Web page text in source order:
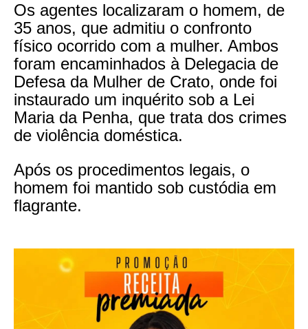
Os agentes localizaram o homem, de
35 anos, que admitiu o confronto
físico ocorrido com a mulher. Ambos
foram encaminhados à Delegacia de
Defesa da Mulher de Crato, onde foi
instaurado um inquérito sob a Lei
Maria da Penha, que trata dos crimes
de violência doméstica.
Após os procedimentos legais, o
homem foi mantido sob custódia em
flagrante.